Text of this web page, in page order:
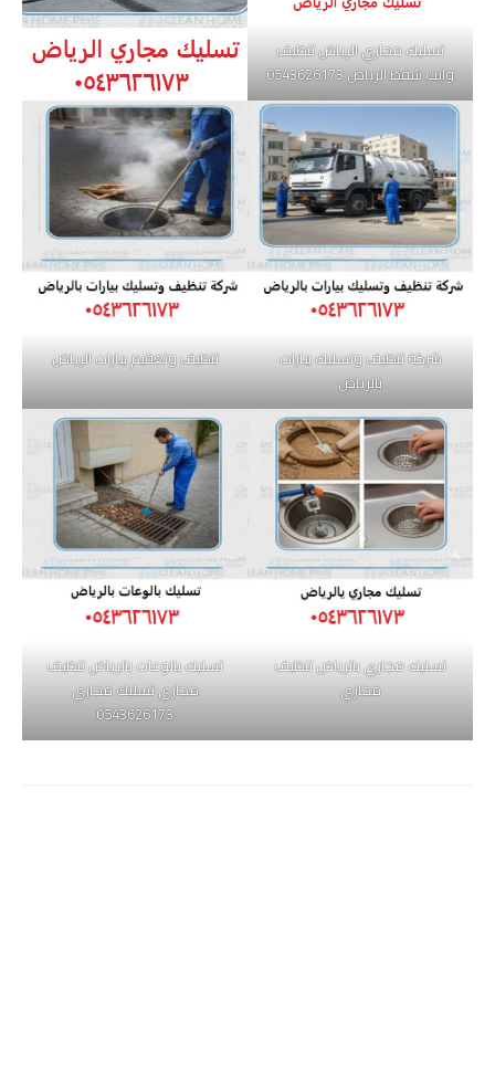
تسليك مجاري الرياض تنظيف
وايت شفط الرياض 0543626173
شركة تنظيف وتسليك بيارات
بالرياض
تنظيف وتعقيم بيارات الرياض
تسليك مجاري بالرياض تنظيف
مجاري
تسليك بالوعات بالرياض تنظيف
مجاري تسليك مجاري
0543626173